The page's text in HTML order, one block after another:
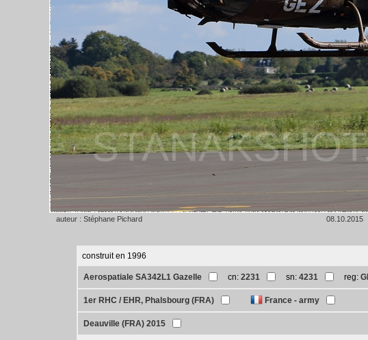
auteur : Stéphane Pichard 08.10.2015
construit en 1996
Aerospatiale SA342L1 Gazelle cn:2231 sn:4231 reg:
1er RHC / EHR, Phalsbourg (FRA) France - army
Deauville (FRA) 2015